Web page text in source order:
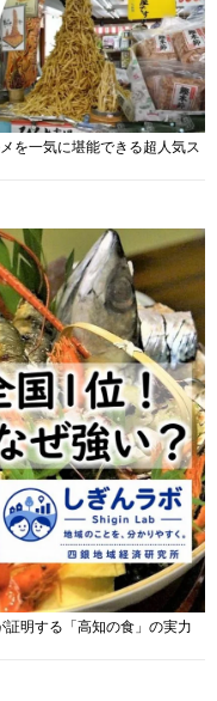
を一気に堪能できる超人気ス
明する「高知の食」の実力